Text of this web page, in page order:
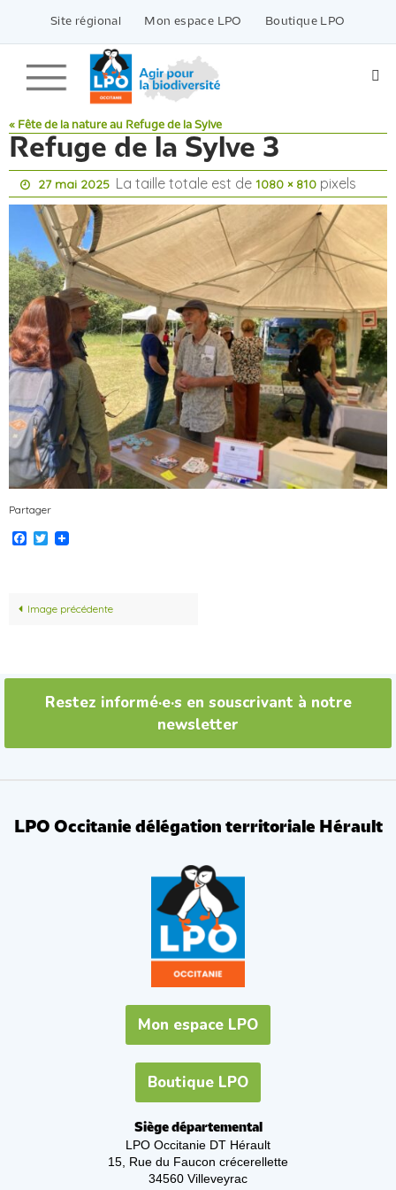
contenu
Site régional Mon espace LPO Boutique LPO
« Fête de la nature au Refuge de la Sylve
Refuge de la Sylve 3
27 mai 2025 La taille totale est de1080 × 810 pixels
Partager
Facebook
Twitter
Image précédente
Restez informé·e·s en souscrivant à notre
newsletter
LPO Occitanie délégation territoriale Hérault
Mon espace LPO
Boutique LPO
Siège départemental
LPO Occitanie DT Hérault
15, Rue du Faucon crécerellette
34560 Villeveyrac